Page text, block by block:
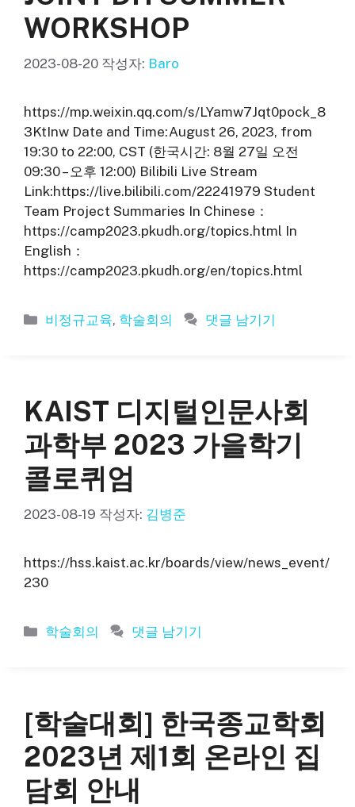
WORKSHOP
2023-08-20 작성자: Baro
https://mp.weixin.qq.com/s/LYamw7Jqt0pock_8
3KtInw Date and Time:August 26, 2023, from
19:30 to 22:00, CST (한국시간: 8월 27일 오전
09:30 – 오후 12:00) Bilibili Live Stream
Link:https://live.bilibili.com/22241979 Student
Team Project Summaries In Chinese：
https://camp2023.pkudh.org/topics.html In
English：
https://camp2023.pkudh.org/en/topics.html
카
비정규교육, 학술회의 댓글 남기기
KAIST 디지털인문사회
과학부 2023 가을학기
콜로퀴엄
2023-08-19 작성자: 김병준
https://hss.kaist.ac.kr/boards/view/news_event/
230
카
학술회의 댓글 남기기
[학술대회] 한국종교학회
2023년 제1회 온라인 집
담회 안내